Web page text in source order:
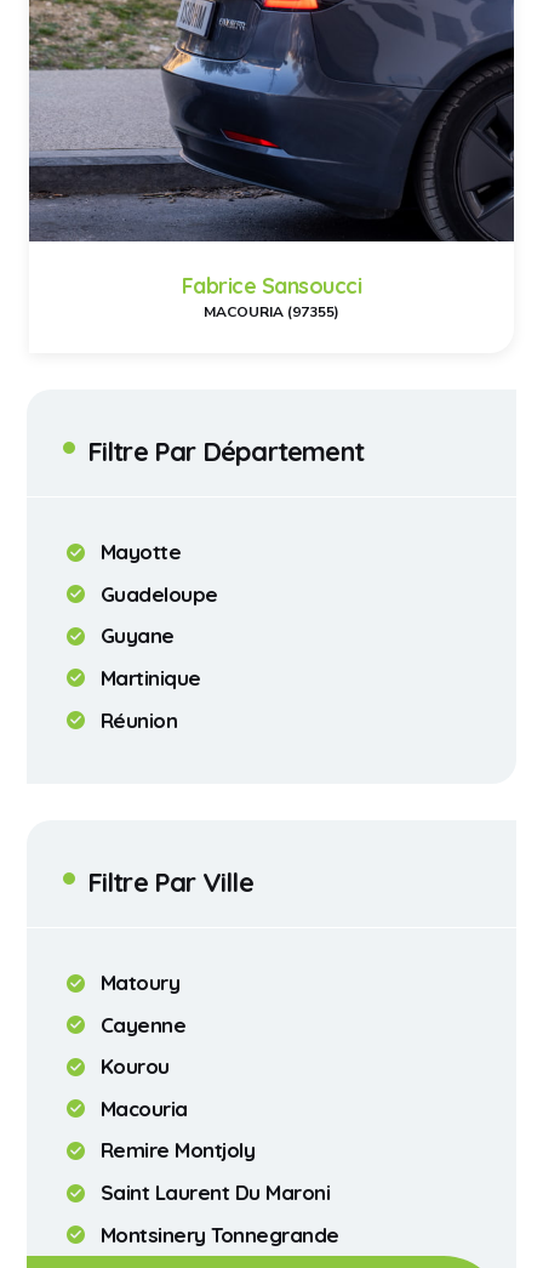
Filtre Par Département
Mayotte
Guadeloupe
Guyane
Martinique
Réunion
Filtre Par Ville
Matoury
Cayenne
Kourou
Macouria
Remire Montjoly
Saint Laurent Du Maroni
Montsinery Tonnegrande
Fabrice Sansoucci
MACOURIA (97355)